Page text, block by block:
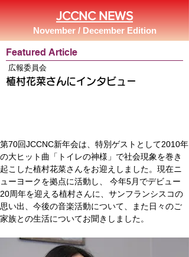
JCCNC NEWS
November / December Edition
Featured Article
広報委員会
植村花菜さんにインタビュー
第70回JCCNC新年会は、特別ゲストとして2010年
の大ヒット曲「トイレの神様」で社会現象を巻き
起こした植村花菜さんをお迎えしました。現在ニ
ューヨークを拠点に活動し、 今年5月でデビュー
20周年を迎える植村さんに、サンフランシスコの
思い出、今後の音楽活動について、また日々のご
家族との生活についてお聞きしました。